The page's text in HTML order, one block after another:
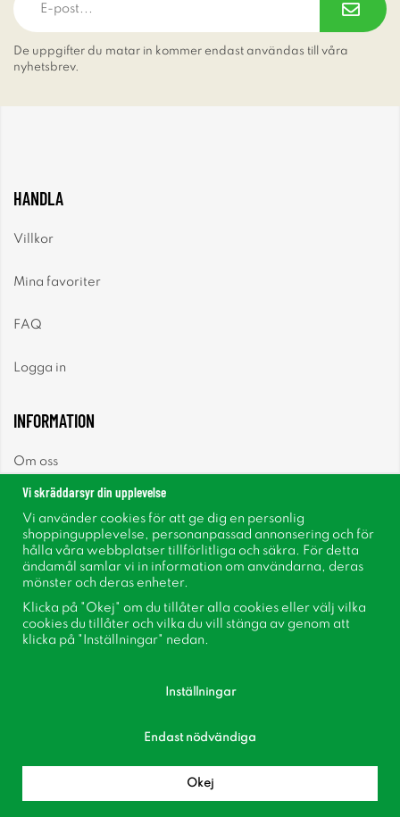
De uppgifter du matar in kommer endast användas till våra
nyhetsbrev.
HANDLA
Villkor
Mina favoriter
FAQ
Logga in
INFORMATION
Om oss
Nyhetsbrev
Om cookies
Inspiration
Bli medlem i vår kundklubb!
Vi skräddarsyr din upplevelse
Vi använder cookies för att ge dig en personlig
shoppingupplevelse, personanpassad annonsering och för
hålla våra webbplatser tillförlitliga och säkra. För detta
ändamål samlar vi in information om användarna, deras
mönster och deras enheter.
Klicka på "Okej" om du tillåter alla cookies eller välj vilka
cookies du tillåter och vilka du vill stänga av genom att
klicka på "Inställningar" nedan.
Inställningar
Endast nödvändiga
Okej